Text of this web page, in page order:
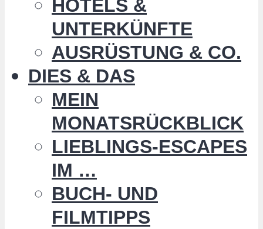
HOTELS &
UNTERKÜNFTE
AUSRÜSTUNG & CO.
DIES & DAS
MEIN
MONATSRÜCKBLICK
LIEBLINGS-ESCAPES
IM …
BUCH- UND
FILMTIPPS